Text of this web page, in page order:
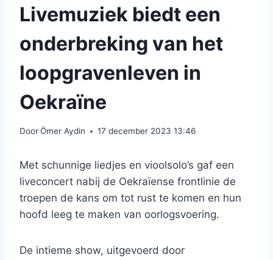
Livemuziek biedt een
onderbreking van het
loopgravenleven in
Oekraïne
DoorÖmer Aydin 17 december 2023 13:46
Met schunnige liedjes en vioolsolo’s gaf een
liveconcert nabij de Oekraïense frontlinie de
troepen de kans om tot rust te komen en hun
hoofd leeg te maken van oorlogsvoering.
De intieme show, uitgevoerd door